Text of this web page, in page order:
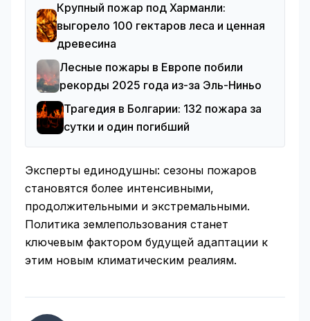
Крупный пожар под Харманли:
выгорело 100 гектаров леса и ценная
древесина
Лесные пожары в Европе побили
рекорды 2025 года из-за Эль-Ниньо
Трагедия в Болгарии: 132 пожара за
сутки и один погибший
Эксперты единодушны: сезоны пожаров
становятся более интенсивными,
продолжительными и экстремальными.
Политика землепользования станет
ключевым фактором будущей адаптации к
этим новым климатическим реалиям.